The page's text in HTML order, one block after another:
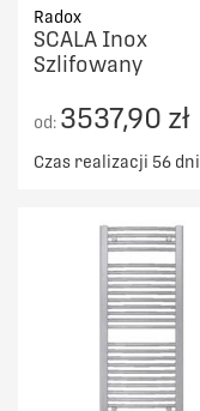
Radox
SCALA Inox
Szlifowany
od: 3537,90 zł
Czas realizacji 56 dni